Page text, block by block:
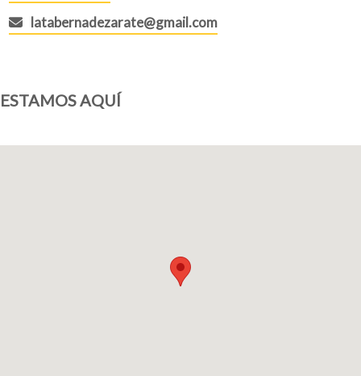
latabernadezarate@gmail.com
ESTAMOS AQUÍ